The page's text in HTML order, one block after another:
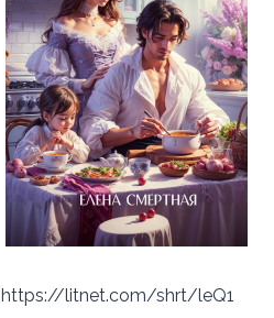
https://litnet.com/shrt/leQ1